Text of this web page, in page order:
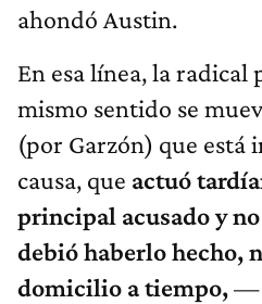
ahondó Austin.
En esa línea, la
mismo sentido se
(por Garzón) que está
causa, que actuó
principal acusado y
debió haberlo hecho,
domicilio a tiempo,—